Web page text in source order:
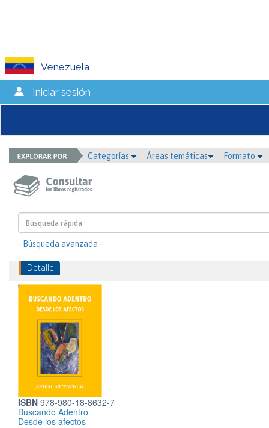
Venezuela
Iniciar sesión
Categorías Áreas temáticas Formato
- Búsqueda avanzada -
Detalle
ISBN 978-980-18-8632-7
Buscando Adentro
Desde los afectos